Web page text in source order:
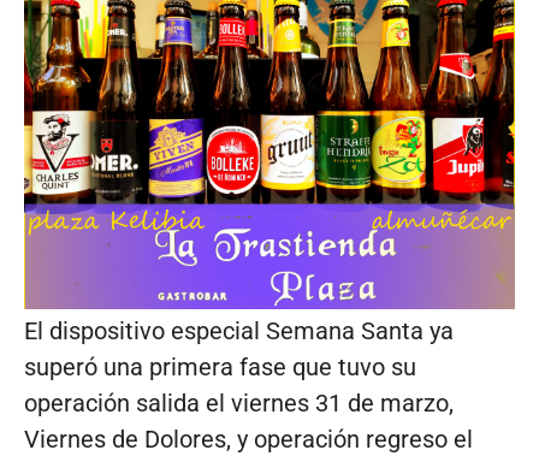
El dispositivo especial Semana Santa ya
superó una primera fase que tuvo su
operación salida el viernes 31 de marzo,
Viernes de Dolores, y operación regreso el